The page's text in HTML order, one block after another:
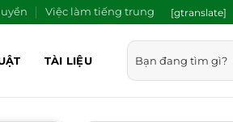
Việc làm tiếng trung [gtranslate]
TÀI LIỆU